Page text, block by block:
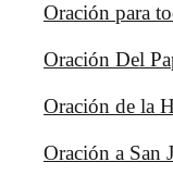
Oración para
Oración Del
Oración de la
Oración a San